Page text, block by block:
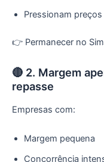
Pressionam
👉 Permanecer no
🔴 2. Margem
repasse
Empresas com:
Margem pequena
Concorrência